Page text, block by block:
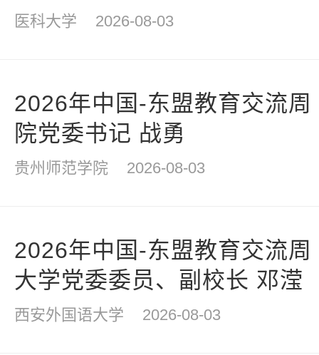
国华
医科大学 2026-08-03
2026年中国-东盟教育交流
院党委书记 战勇
贵州师范学院 2026-08-03
2026年中国-东盟教育交流
大学党委委员、副校长 邓滢
西安外国语大学 2026-08-03